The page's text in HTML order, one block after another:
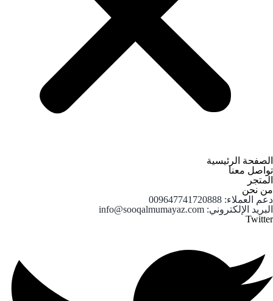
الصفحة الرئيسية
تواصل معنا
المتجر
من نحن
دعم العملاء: 009647741720888
البريد الإلكتروني: info@sooqalmumayaz.com
Twitter